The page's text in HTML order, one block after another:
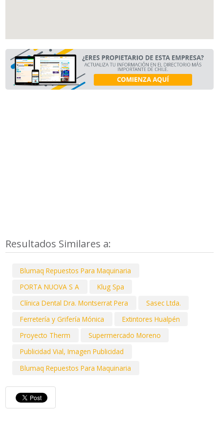
Resultados Similares a:
Blumaq Repuestos Para Maquinaria
PORTA NUOVA S A
Klug Spa
Clínica Dental Dra. Montserrat Pera
Sasec Ltda.
Ferretería y Grifería Mónica
Extintores Hualpén
Proyecto Therm
Supermercado Moreno
Publicidad Vial, Imagen Publicidad
Blumaq Repuestos Para Maquinaria